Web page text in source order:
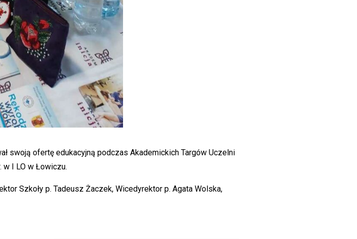
swoją ofertę edukacyjną podczas Akademickich Targów Uczelni
w I LO w Łowiczu.
Szkoły p. Tadeusz Żaczek, Wicedyrektor p. Agata Wolska,